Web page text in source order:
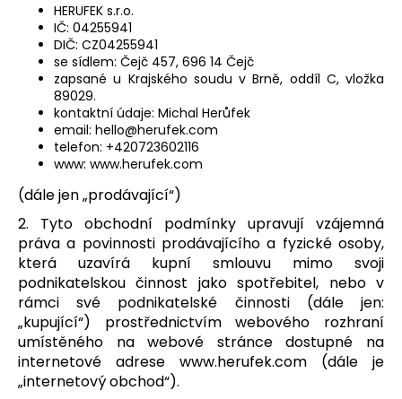
HERUFEK s.r.o.
IČ: 04255941
DIČ: CZ04255941
se sídlem: Čejč 457, 696 14 Čejč
zapsané u Krajského soudu v Brně, oddíl C, vložka
89029.
kontaktní údaje: Michal Herůfek
email: hello@herufek.com
telefon: +420723602116
www: www.herufek.com
(dále jen „prodávající“)
2. Tyto obchodní podmínky upravují vzájemná
práva a povinnosti prodávajícího a fyzické osoby,
která uzavírá kupní smlouvu mimo svoji
podnikatelskou činnost jako spotřebitel, nebo v
rámci své podnikatelské činnosti (dále jen:
„kupující“) prostřednictvím webového rozhraní
umístěného na webové stránce dostupné na
internetové adrese www.herufek.com (dále je
„internetový obchod“).
í
t
?
HLEDAT